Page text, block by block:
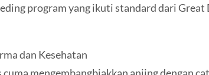
program yang ikuti standard dari Great
dan Kesehatan